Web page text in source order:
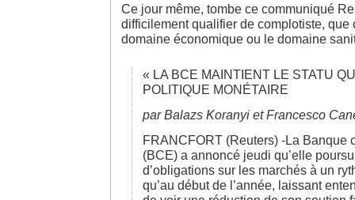
Ce jour même, tombe ce communiqué
difficilement qualifier de complotiste, que
domaine économique ou le domaine
« LA BCE MAINTIENT LE STATU
POLITIQUE MONÉTAIRE
par Balazs Koranyi et Francesco
FRANCFORT (Reuters) -La Banque
(BCE) a annoncé jeudi qu’elle
d’obligations sur les marchés à un
qu’au début de l’année, laissant